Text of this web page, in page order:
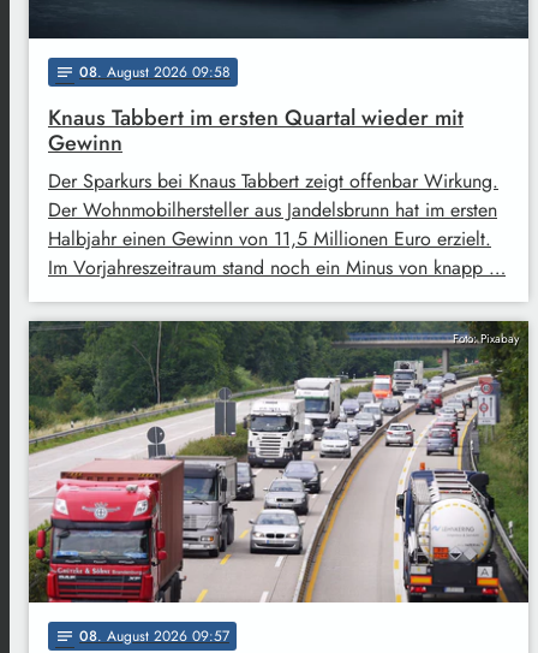
notes 08. August 2026 09:58
Knaus Tabbert im ersten Quartal wieder mit
Gewinn
Der Sparkurs bei Knaus Tabbert zeigt offenbar Wirkung.
Der Wohnmobilhersteller aus Jandelsbrunn hat im ersten
Halbjahr einen Gewinn von 11,5 Millionen Euro erzielt.
Im Vorjahreszeitraum stand noch ein Minus von knapp …
Foto: Pixabay
notes 08. August 2026 09:57